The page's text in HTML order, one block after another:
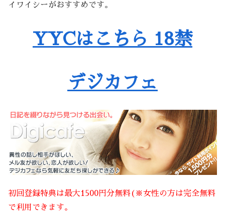
イワイシーがおすすめです。
YYCはこちら 18禁
デジカフェ
初回登録特典は最大1500円分無料(※女性の方は完全無料
で利用できます。